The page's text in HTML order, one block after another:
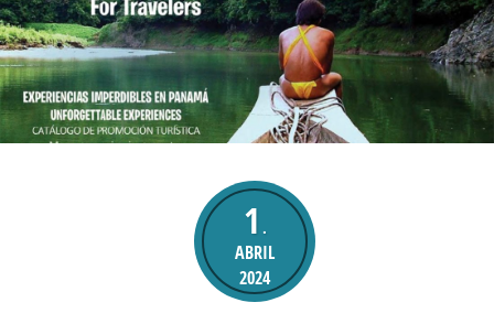
1 .
ABRIL
2024